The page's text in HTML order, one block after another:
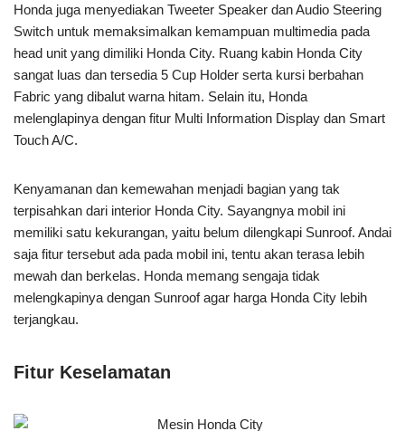
Honda juga menyediakan Tweeter Speaker dan Audio Steering
Switch untuk memaksimalkan kemampuan multimedia pada
head unit yang dimiliki Honda City. Ruang kabin Honda City
sangat luas dan tersedia 5 Cup Holder serta kursi berbahan
Fabric yang dibalut warna hitam. Selain itu, Honda
melenglapinya dengan fitur Multi Information Display dan Smart
Touch A/C.
Kenyamanan dan kemewahan menjadi bagian yang tak
terpisahkan dari interior Honda City. Sayangnya mobil ini
memiliki satu kekurangan, yaitu belum dilengkapi Sunroof. Andai
saja fitur tersebut ada pada mobil ini, tentu akan terasa lebih
mewah dan berkelas. Honda memang sengaja tidak
melengkapinya dengan Sunroof agar harga Honda City lebih
terjangkau.
Fitur Keselamatan